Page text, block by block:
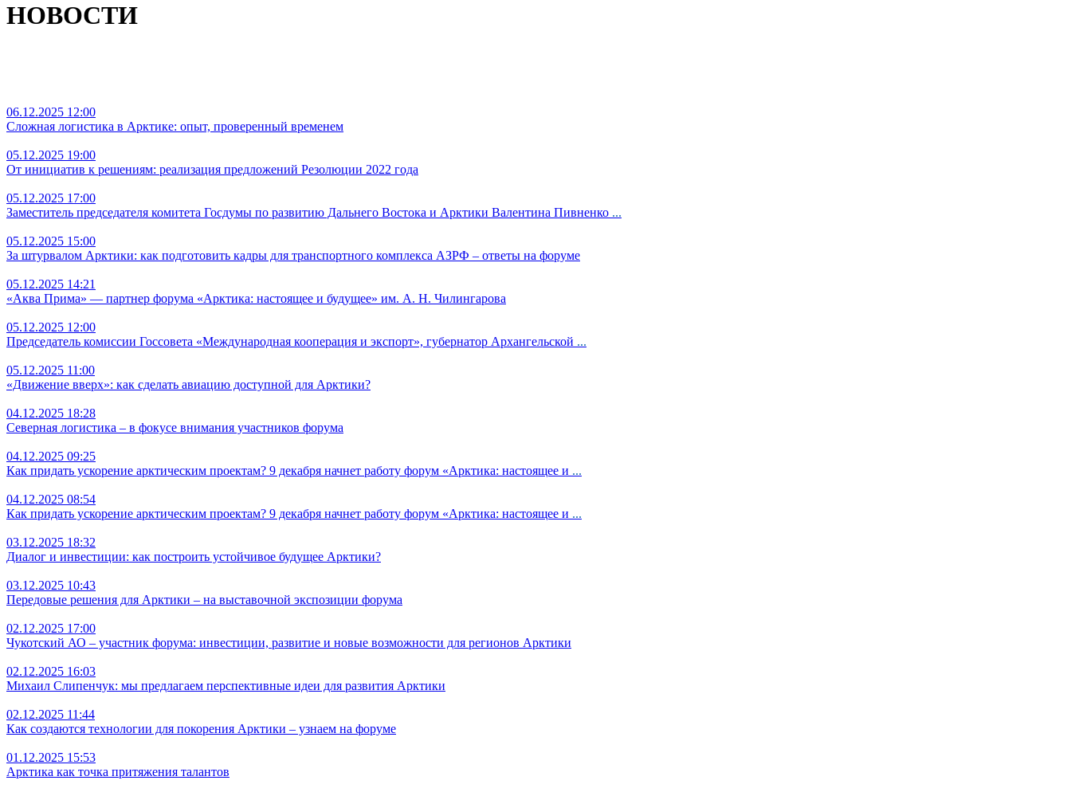
НОВОСТИ
06.12.2025 12:00
Сложная логистика в Арктике: опыт, проверенный временем
05.12.2025 19:00
От инициатив к решениям: реализация предложений Резолюции 2022 года
05.12.2025 17:00
Заместитель председателя комитета Госдумы по развитию Дальнего Востока и Арктики Валентина Пивненко ...
05.12.2025 15:00
За штурвалом Арктики: как подготовить кадры для транспортного комплекса АЗРФ – ответы на форуме
05.12.2025 14:21
«Аква Прима» — партнер форума «Арктика: настоящее и будущее» им. А. Н. Чилингарова
05.12.2025 12:00
Председатель комиссии Госсовета «Международная кооперация и экспорт», губернатор Архангельской ...
05.12.2025 11:00
«Движение вверх»: как сделать авиацию доступной для Арктики?
04.12.2025 18:28
Северная логистика – в фокусе внимания участников форума
04.12.2025 09:25
Как придать ускорение арктическим проектам? 9 декабря начнет работу форум «Арктика: настоящее и ...
04.12.2025 08:54
Как придать ускорение арктическим проектам? 9 декабря начнет работу форум «Арктика: настоящее и ...
03.12.2025 18:32
Диалог и инвестиции: как построить устойчивое будущее Арктики?
03.12.2025 10:43
Передовые решения для Арктики – на выставочной экспозиции форума
02.12.2025 17:00
Чукотский АО – участник форума: инвестиции, развитие и новые возможности для регионов Арктики
02.12.2025 16:03
Михаил Слипенчук: мы предлагаем перспективные идеи для развития Арктики
02.12.2025 11:44
Как создаются технологии для покорения Арктики – узнаем на форуме
01.12.2025 15:53
Арктика как точка притяжения талантов